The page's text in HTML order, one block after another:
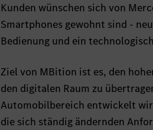
Kunden wünschen sich von
Smartphones gewohnt sind -
Bedienung und ein
Ziel von MBition ist es, den
den digitalen Raum zu
Automobilbereich entwickelt
die sich ständig ändernden